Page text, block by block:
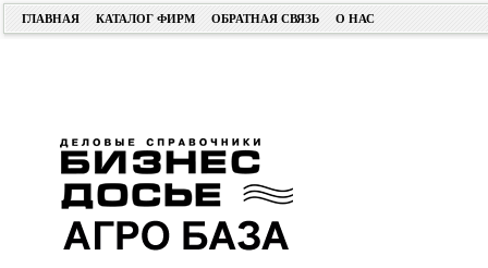
ГЛАВНАЯ КАТАЛОГ ФИРМ ОБРАТНАЯ СВЯЗЬ О НАС